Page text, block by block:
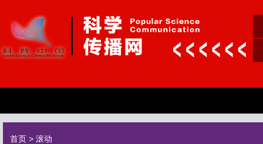
首页 > 滚动